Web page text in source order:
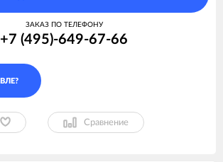
ЗАКАЗ ПО ТЕЛЕФОНУ
+7 (495)-649-67-66
Сравнение